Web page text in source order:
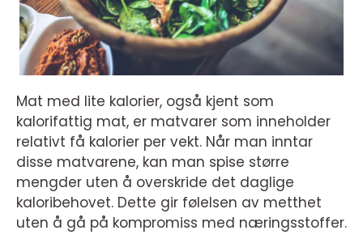
Mat med lite kalorier, også kjent som
kalorifattig mat, er matvarer som inneholder
relativt få kalorier per vekt. Når man inntar
disse matvarene, kan man spise større
mengder uten å overskride det daglige
kaloribehovet. Dette gir følelsen av metthet
uten å gå på kompromiss med næringsstoffer.